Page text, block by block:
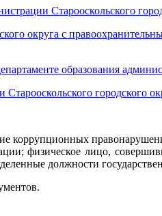
Старооскольского
округа с
образования
городского
коррупционных
физическое лицо,
должности